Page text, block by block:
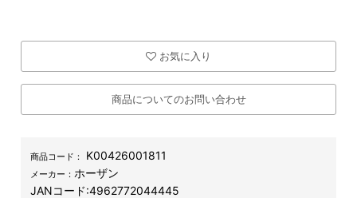
お気に入り
商品についてのお問い合わせ
商品コード： K00426001811
メーカー： ホーザン
JANコード:4962772044445